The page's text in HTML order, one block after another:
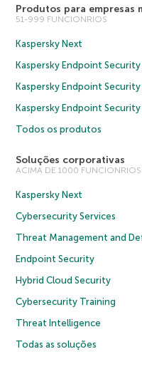
Produtos para empresas
51-999 FUNCIONRIOS
Kaspersky Next
Kaspersky Endpoint Security
Kaspersky Endpoint
Kaspersky Endpoint
Todos os produtos
Soluções corporativas
ACIMA DE 1000 FUNCIONRIOS
Kaspersky Next
Cybersecurity Services
Threat Management and
Endpoint Security
Hybrid Cloud Security
Cybersecurity Training
Threat Intelligence
Todas as soluções